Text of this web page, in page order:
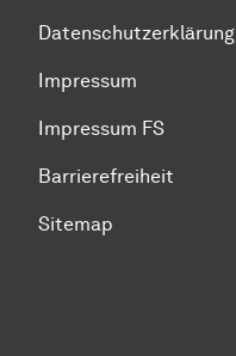
Datenschutzerklärung
Impressum
Impressum FS
Barrierefreiheit
Sitemap